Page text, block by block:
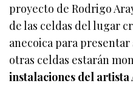
proyecto de Rodrigo
de las celdas del lugar
anecoica para
otras celdas estarán
instalaciones del